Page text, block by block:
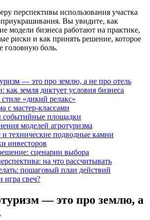
перспективы использования участка
приукрашивания. Вы увидите, как
модели бизнеса работают на практике,
риски и как принять решение, которое
головную боль.
— это про землю, а не про отель
земля диктует условия бизнеса
«дикий релакс»
с мастер-классами
событийные площадки
моделей агротуризма
технические подводные камни
инвесторов
сценарии выбора
на что рассчитывать
пошаговый план действий
игра свеч?
— это про землю, а